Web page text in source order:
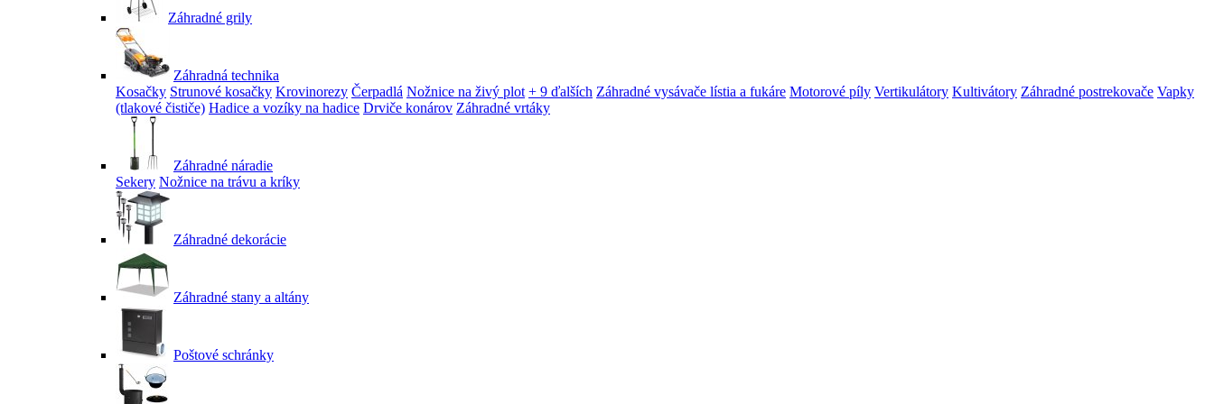
Záhradné grily
Záhradná technika
Kosačky Strunové kosačky Krovinorezy Čerpadlá Nožnice na živý plot + 9 ďalších Záhradné vysávače lístia a fukáre Motorové píly Vertikulátory Kultivátory Záhradné postrekovače Vapky
(tlakové čističe) Hadice a vozíky na hadice Drviče konárov Záhradné vrtáky
Záhradné náradie
Sekery Nožnice na trávu a kríky
Záhradné dekorácie
Záhradné stany a altány
Poštové schránky